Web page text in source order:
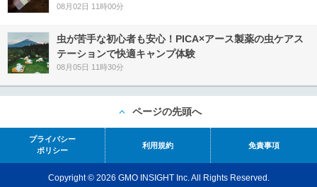
08月02日 11時00分
虫が苦手な初心者も安心！PICA×アース製薬の虫ケアス
テーションで快適キャンプ体験
08月05日 11時30分
ページの先頭へ
プライバシー
ポリシー
利用規約 免責事項
Copyright © 2026 GMO INSIGHT Inc. All Rights Reserved.